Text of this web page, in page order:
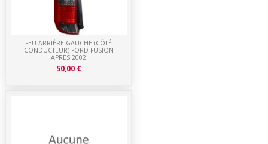
FEU ARRIÈRE GAUCHE (CÔTÉ
CONDUCTEUR) FORD FUSION
APRES 2002
50,00 €